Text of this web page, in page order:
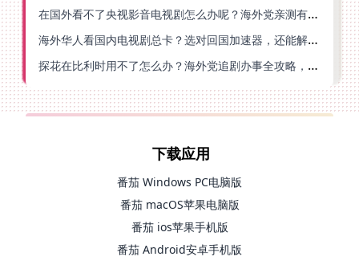
在国外看不了央视影音电视剧怎么办呢？海外党亲测有效的回国加速方案
海外华人看国内电视剧总卡？选对回国加速器，还能解决菲律宾打不开反诈中心的问题
探花在比利时用不了怎么办？海外党追剧办事全攻略，选对加速器就够了
下载应用
番茄 Windows PC电脑版
番茄 macOS苹果电脑版
番茄 ios苹果手机版
番茄 Android安卓手机版